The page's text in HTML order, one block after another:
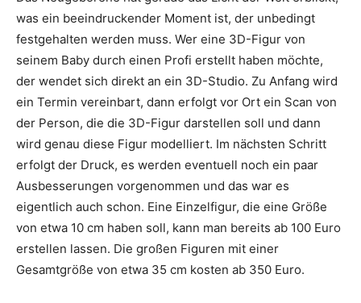
was ein beeindruckender Moment ist, der unbedingt
festgehalten werden muss. Wer eine 3D-Figur von
seinem Baby durch einen Profi erstellt haben möchte,
der wendet sich direkt an ein 3D-Studio. Zu Anfang wird
ein Termin vereinbart, dann erfolgt vor Ort ein Scan von
der Person, die die 3D-Figur darstellen soll und dann
wird genau diese Figur modelliert. Im nächsten Schritt
erfolgt der Druck, es werden eventuell noch ein paar
Ausbesserungen vorgenommen und das war es
eigentlich auch schon. Eine Einzelfigur, die eine Größe
von etwa 10 cm haben soll, kann man bereits ab 100 Euro
erstellen lassen. Die großen Figuren mit einer
Gesamtgröße von etwa 35 cm kosten ab 350 Euro.